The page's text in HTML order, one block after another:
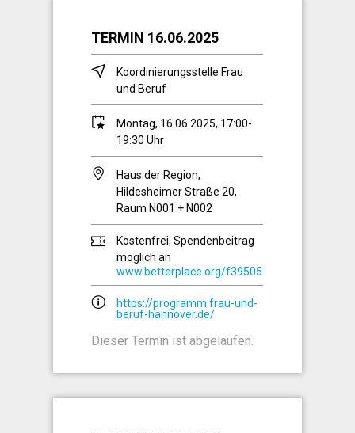
TERMIN 16.06.2025
Koordinierungsstelle Frau
und Beruf
Montag, 16.06.2025, 17:00-
19:30 Uhr
Haus der Region,
Hildesheimer Straße 20,
Raum N001 + N002
Kostenfrei, Spendenbeitrag
möglich an
www.betterplace.org/f39505
https://programm.frau-und-
beruf-hannover.de/
Dieser Termin ist abgelaufen.